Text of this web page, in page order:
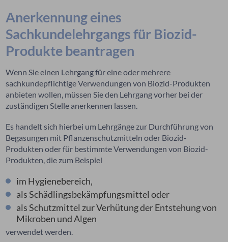
Anerkennung eines
Sachkundelehrgangs für Biozid-
Produkte beantragen
Wenn Sie einen Lehrgang für eine oder mehrere
sachkundepflichtige Verwendungen von Biozid-Produkten
anbieten wollen, müssen Sie den Lehrgang vorher bei der
zuständigen Stelle anerkennen lassen.
Es handelt sich hierbei um Lehrgänge zur Durchführung von
Begasungen mit Pflanzenschutzmitteln oder Biozid-
Produkten oder für bestimmte Verwendungen von Biozid-
Produkten, die zum Beispiel
im Hygienebereich,
als Schädlingsbekämpfungsmittel oder
als Schutzmittel zur Verhütung der Entstehung von
Mikroben und Algen
verwendet werden.